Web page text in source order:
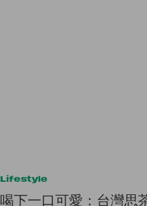
Lifestyle
喝下一口可愛：台灣思